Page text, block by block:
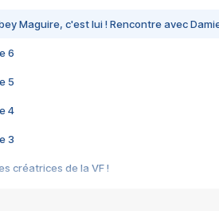
Maguire, c'est lui ! Rencontre avec
6
5
4
3
créatrices de la VF !